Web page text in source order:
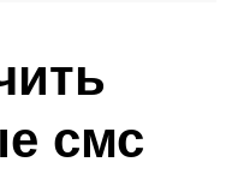
смс